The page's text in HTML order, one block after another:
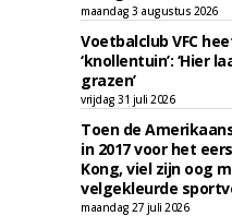
maandag 3 augustus 2026
Voetbalclub VFC
‘knollentuin’: ‘Hier
grazen’
vrijdag 31 juli 2026
Toen de
in 2017 voor het
Kong, viel zijn oog
velgekleurde
maandag 27 juli 2026